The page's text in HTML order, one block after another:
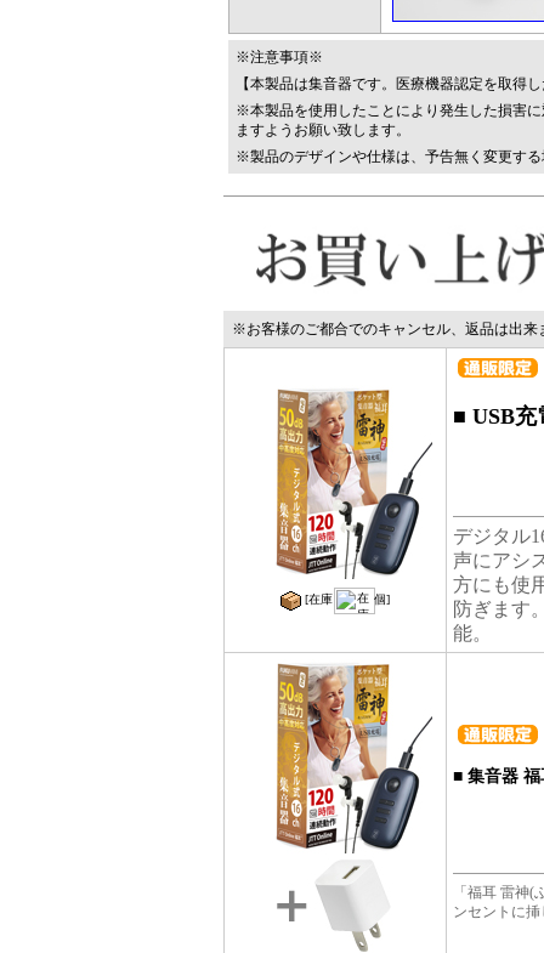
※注意事項※
【本製品は集音器です。医療機器認定を取得
※本製品を使用したことにより発生した損害
ますようお願い致します。
※製品のデザインや仕様は、予告無く変更す
※お客様のご都合でのキャンセル、返品は出
[在庫 個]
■ USB
デジタル
声にアシ
方にも使
防ぎます
能。
■ 集音器
「福耳 雷神
ンセントに